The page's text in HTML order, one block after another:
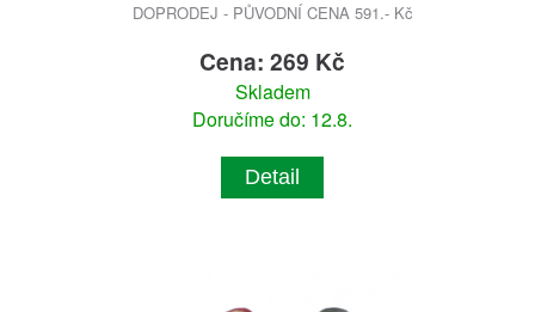
DOPRODEJ - PŮVODNÍ CENA 591.- Kč
Cena: 269 Kč
Skladem
Doručíme do: 12.8.
Detail